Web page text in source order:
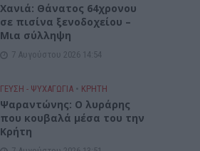
Χανιά: Θάνατος 64χρονου
σε πισίνα ξενοδοχείου –
Μια σύλληψη
7 Αυγούστου 2026 14:54
ΓΕΎΣΗ - ΨΥΧΑΓΩΓΊΑ • ΚΡΗΤΗ
Ψαραντώνης: Ο λυράρης
που κουβαλά μέσα του την
Κρήτη